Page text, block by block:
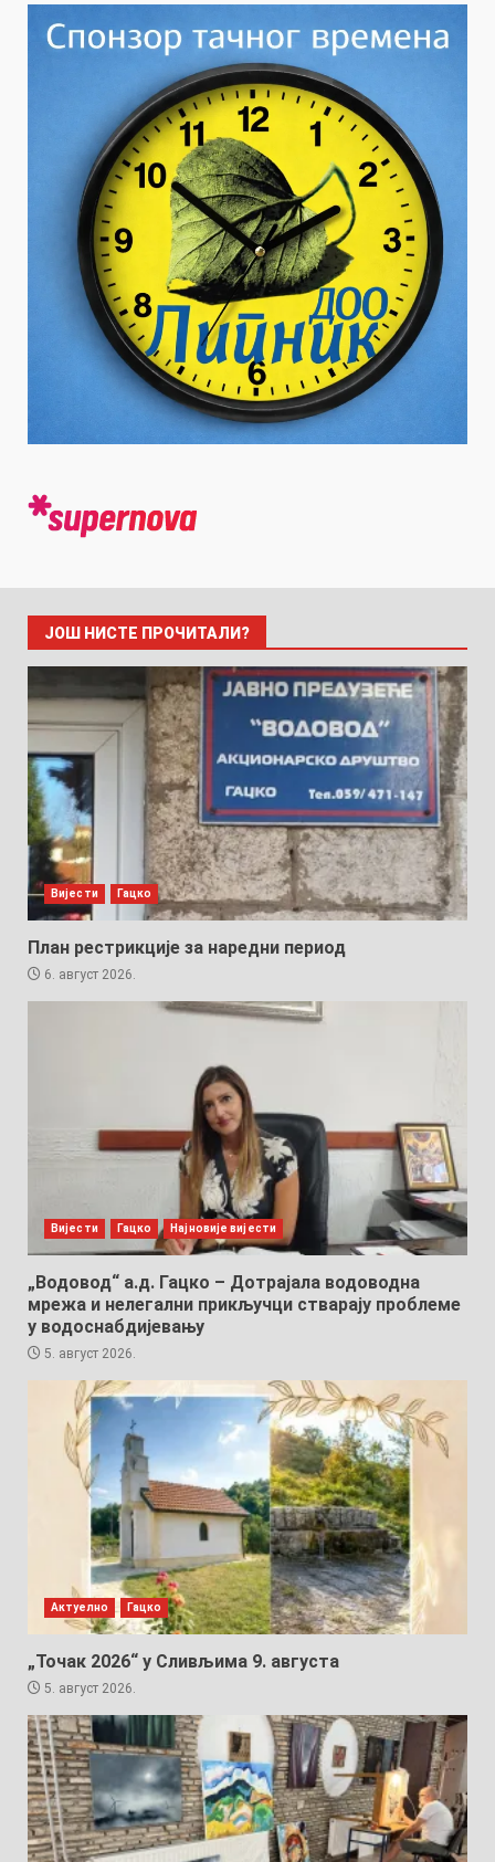
ЈОШ НИСТЕ ПРОЧИТАЛИ?
Вијести Гацко
План рестрикције за наредни период
6. август 2026.
Вијести Гацко Најновије вијести
„Водовод“ а.д. Гацко – Дотрајала водоводна
мрежа и нелегални прикључци стварају проблеме
у водоснабдијевању
5. август 2026.
Актуелно Гацко
„Точак 2026“ у Сливљима 9. августа
5. август 2026.